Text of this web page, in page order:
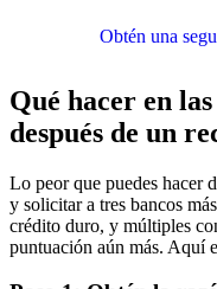
Obtén una
Qué hacer en
después de un
Lo peor que puedes hacer
y solicitar a tres bancos
crédito duro, y múltiples
puntuación aún más. Aquí